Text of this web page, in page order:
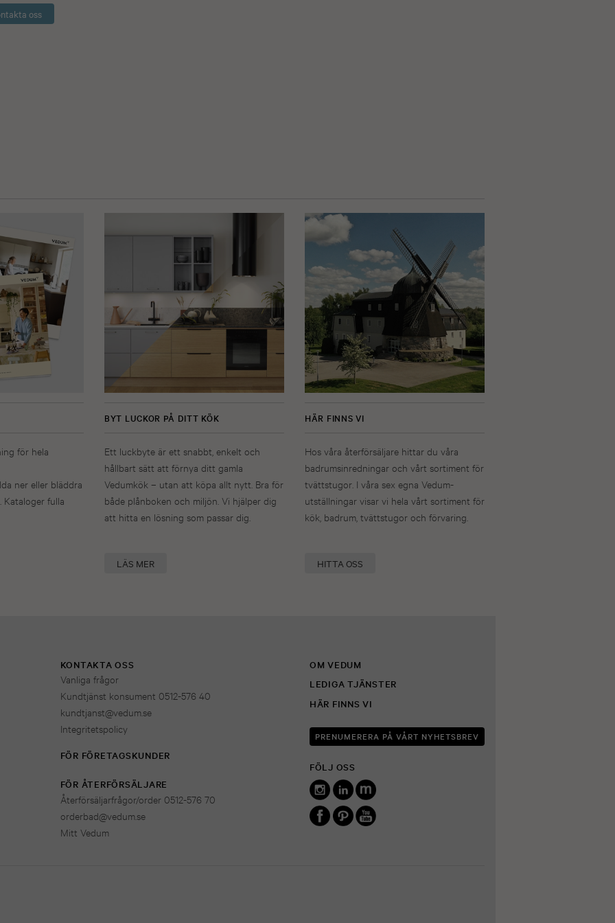
oss
för hela
ner eller bläddra
Kataloger fulla
BYT LUCKOR PÅ DITT KÖK
Ett luckbyte är ett snabbt, enkelt och
hållbart sätt att förnya ditt gamla
Vedumkök – utan att köpa allt nytt. Bra för
både plånboken och miljön. Vi hjälper dig
att hitta en lösning som passar dig.
LÄS MER
HÄR FINNS VI
Hos våra återförsäljare hittar du våra
badrumsinredningar och vårt sortiment för
tvättstugor. I våra sex egna Vedum-
utställningar visar vi hela vårt sortiment för
kök, badrum, tvättstugor och förvaring.
HITTA OSS
KONTAKTA OSS
Vanliga frågor
Kundtjänst konsument 0512-576 40
kundtjanst@vedum.se
Integritetspolicy
FÖR FÖRETAGSKUNDER
FÖR ÅTERFÖRSÄLJARE
Återförsäljarfrågor/order 0512-576 70
orderbad@vedum.se
Mitt Vedum
OM VEDUM
LEDIGA TJÄNSTER
HÄR FINNS VI
PRENUMERERA PÅ VÅRT NYHETSBREV
FÖLJ OSS